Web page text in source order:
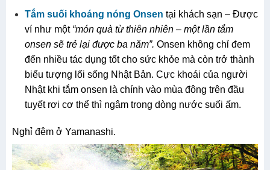
Tắm suối khoáng nóng Onsen tại khách sạn – Được
ví như một “món quà từ thiên nhiên– một lần tắm
onsen sẽ trẻ lại được ba năm”. Onsen không chỉ đem
đến nhiều tác dụng tốt cho sức khỏe mà còn trở thành
biểu tượng lối sống Nhật Bản. Cực khoái của người
Nhật khi tắm onsen là chính vào mùa đông trên đầu
tuyết rơi cơ thể thì ngâm trong dòng nước suối ấm.
Nghỉ đêm ở Yamanashi.